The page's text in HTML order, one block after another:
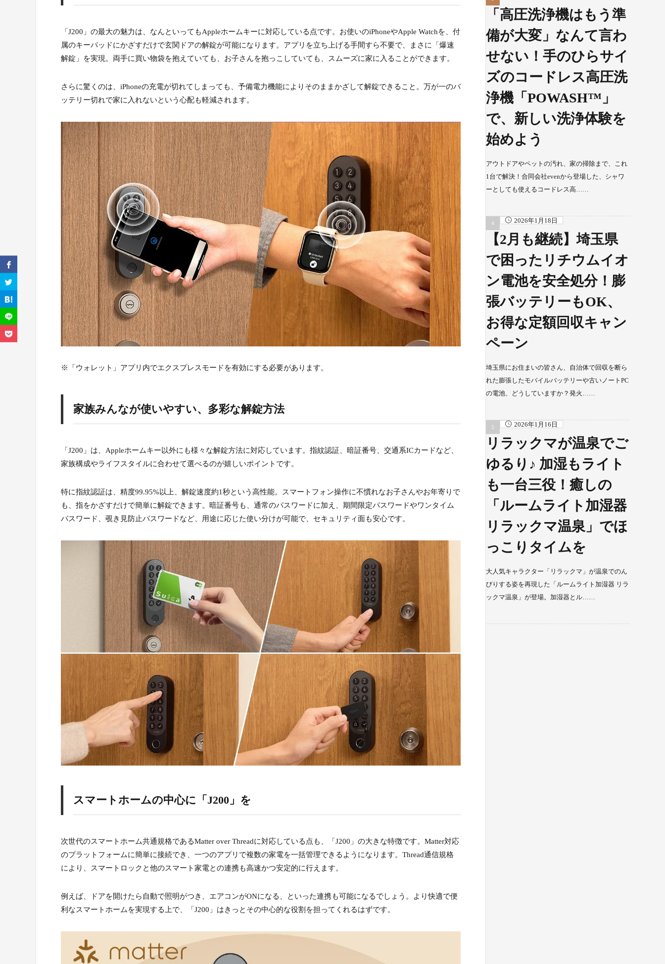
「J200」の最大の魅力は、なんといってもAppleホームキーに対応している点です。お使いのiPhoneやApple Watchを、付
属のキーパッドにかざすだけで玄関ドアの解錠が可能になります。アプリを立ち上げる手間すら不要で、まさに「爆速
解錠」を実現。両手に買い物袋を抱えていても、お子さんを抱っこしていても、スムーズに家に入ることができます。
さらに驚くのは、iPhoneの充電が切れてしまっても、予備電力機能によりそのままかざして解錠できること。万が一のバ
ッテリー切れで家に入れないという心配も軽減されます。
※「ウォレット」アプリ内でエクスプレスモードを有効にする必要があります。
家族みんなが使いやすい、多彩な解錠方法
「J200」は、Appleホームキー以外にも様々な解錠方法に対応しています。指紋認証、暗証番号、交通系ICカードなど、
家族構成やライフスタイルに合わせて選べるのが嬉しいポイントです。
特に指紋認証は、精度99.95%以上、解錠速度約1秒という高性能。スマートフォン操作に不慣れなお子さんやお年寄りで
も、指をかざすだけで簡単に解錠できます。暗証番号も、通常のパスワードに加え、期間限定パスワードやワンタイム
パスワード、覗き見防止パスワードなど、用途に応じた使い分けが可能で、セキュリティ面も安心です。
スマートホームの中心に「J200」を
次世代のスマートホーム共通規格であるMatter over Threadに対応している点も、「J200」の大きな特徴です。Matter対応
のプラットフォームに簡単に接続でき、一つのアプリで複数の家電を一括管理できるようになります。Thread通信規格
により、スマートロックと他のスマート家電との連携も高速かつ安定的に行えます。
例えば、ドアを開けたら自動で照明がつき、エアコンがONになる、といった連携も可能になるでしょう。より快適で便
利なスマートホームを実現する上で、「J200」はきっとその中心的な役割を担ってくれるはずです。
「高圧洗浄機はもう準
備が大変」なんて言わ
せない！手のひらサイ
ズのコードレス高圧洗
浄機「POWASH™」
で、新しい洗浄体験を
始めよう
アウトドアやペットの汚れ、家の掃除まで、これ
1台で解決！合同会社evenから登場した、シャワ
ーとしても使えるコードレス高……
2026年1月18日
【2月も継続】埼玉県
で困ったリチウムイオ
ン電池を安全処分！膨
張バッテリーもOK、
お得な定額回収キャン
ペーン
埼玉県にお住まいの皆さん、自治体で回収を断ら
れた膨張したモバイルバッテリーや古いノートPC
の電池、どうしていますか？発火……
2026年1月16日
リラックマが温泉でご
ゆるり♪ 加湿もライト
も一台三役！癒しの
「ルームライト加湿器
リラックマ温泉」でほ
っこりタイムを
大人気キャラクター「リラックマ」が温泉でのん
びりする姿を再現した「ルームライト加湿器 リラ
ックマ温泉」が登場。加湿器とル……